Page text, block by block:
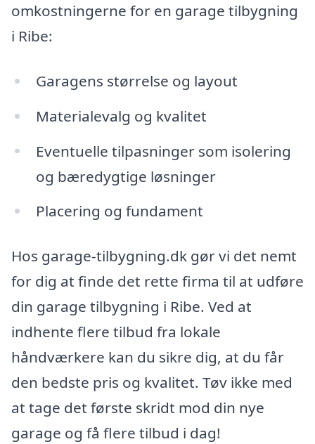
omkostningerne for en garage tilbygning
i Ribe:
Garagens størrelse og layout
Materialevalg og kvalitet
Eventuelle tilpasninger som isolering
og bæredygtige løsninger
Placering og fundament
Hos garage-tilbygning.dk gør vi det nemt
for dig at finde det rette firma til at udføre
din garage tilbygning i Ribe. Ved at
indhente flere tilbud fra lokale
håndværkere kan du sikre dig, at du får
den bedste pris og kvalitet. Tøv ikke med
at tage det første skridt mod din nye
garage og få flere tilbud i dag!